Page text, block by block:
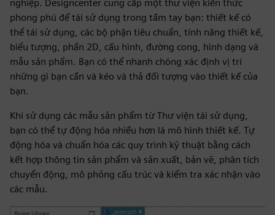
nghiệp. Designcenter cung cấp một thư viện kiến thức
phong phú để tái sử dụng trong tầm tay bạn: thiết kế có
thể tái sử dụng, các bộ phận tiêu chuẩn, tính năng thiết kế,
biểu tượng, phần 2D, cấu hình, đường cong, hình dạng và
mẫu sản phẩm. Bạn có thể nhanh chóng xác định vị trí
những gì bạn cần và kéo và thả đối tượng vào thiết kế của
bạn.
Khi sử dụng các mẫu sản phẩm từ Thư viện tái sử dụng,
bạn có thể tự động hóa nhiều hơn là mô hình thiết kế. Tự
động hóa và chuẩn hóa các quy trình kỹ thuật bằng cách
kết hợp thông tin sản phẩm và sản xuất, bản vẽ, phân tích
chuyển động, mô phỏng cấu trúc và kiểm tra xác nhận vào
các mẫu.